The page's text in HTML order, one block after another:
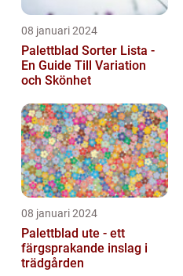
08 januari 2024
Palettblad Sorter Lista -
En Guide Till Variation
och Skönhet
08 januari 2024
Palettblad ute - ett
färgsprakande inslag i
trädgården